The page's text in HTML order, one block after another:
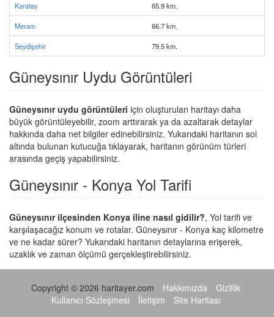
Karatay 65.9 km.
Meram 66.7 km.
Seydişehir 79.5 km.
Güneysınır Uydu Görüntüleri
Güneysınır uydu görüntüleri için oluşturulan haritayı daha
büyük görüntüleyebilir, zoom arttırarak ya da azaltarak detaylar
hakkında daha net bilgiler edinebilirsiniz. Yukarıdaki haritanın sol
altında bulunan kutucuğa tıklayarak, haritanın görünüm türleri
arasında geçiş yapabilirsiniz.
Güneysınır - Konya Yol Tarifi
Güneysınır ilçesinden Konya iline nasıl gidilir?, Yol tarifi ve
karşılaşacağız konum ve rotalar. Güneysınır - Konya kaç kilometre
ve ne kadar sürer? Yukarıdaki haritanın detaylarına erişerek,
uzaklık ve zaman ölçümü gerçekleştirebilirsiniz.
Copyright © 2026 haritayer.com Hakkımızda
Gizlilik
Kullanıcı Sözleşmesi
İletişim Site Haritası